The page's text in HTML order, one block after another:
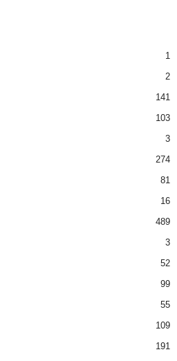
1
2
141
103
3
274
81
16
489
3
52
99
55
109
191